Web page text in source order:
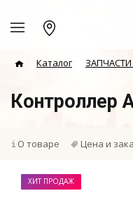
Каталог
Контроллер
О товаре Цена и
ХИТ ПРОДАЖ